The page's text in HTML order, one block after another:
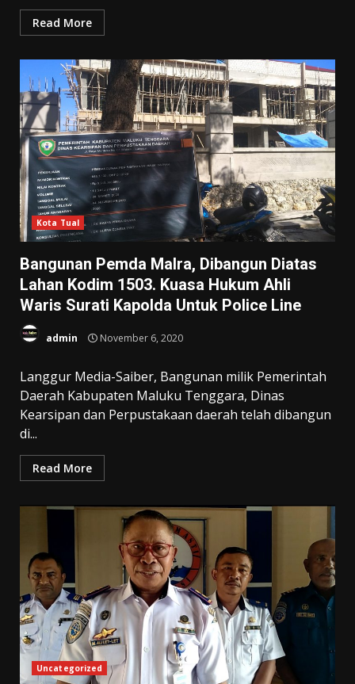
Read More
Kota Tual
Bangunan Pemda Malra, Dibangun Diatas
Lahan Kodim 1503. Kuasa Hukum Ahli
Waris Surati Kapolda Untuk Police Line
admin November 6, 2020
Langgur Media-Saiber, Bangunan milik Pemerintah
Daerah Kabupaten Maluku Tenggara, Dinas
Kearsipan dan Perpustakaan daerah telah dibangun
di...
Read More
Uncategorized